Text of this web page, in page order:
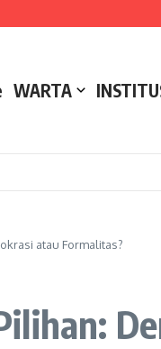
IAIN Pontianak
WARTA
atau Formalitas?